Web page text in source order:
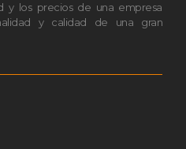
y los precios de una empresa
y calidad de una gran